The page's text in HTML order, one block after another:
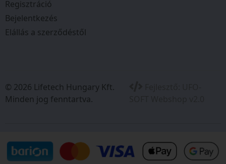
Regisztráció
Bejelentkezés
Elállás a szerződéstől
© 2026 Lifetech Hungary Kft.
Minden jog fenntartva.